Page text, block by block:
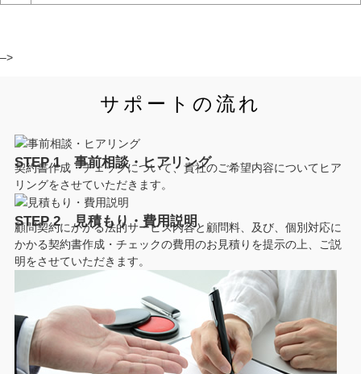
–>
サポートの流れ
STEP 1 事前相談・ヒアリング
契約書作成・チェックについて、貴社のご希望内容についてヒア
リングをさせていただきます。
STEP 2 見積もり・費用説明
顧問契約にかかる法的サービス内容と顧問料、及び、個別対応に
かかる契約書作成・チェックの費用のお見積りを提示の上、ご説
明をさせていただきます。